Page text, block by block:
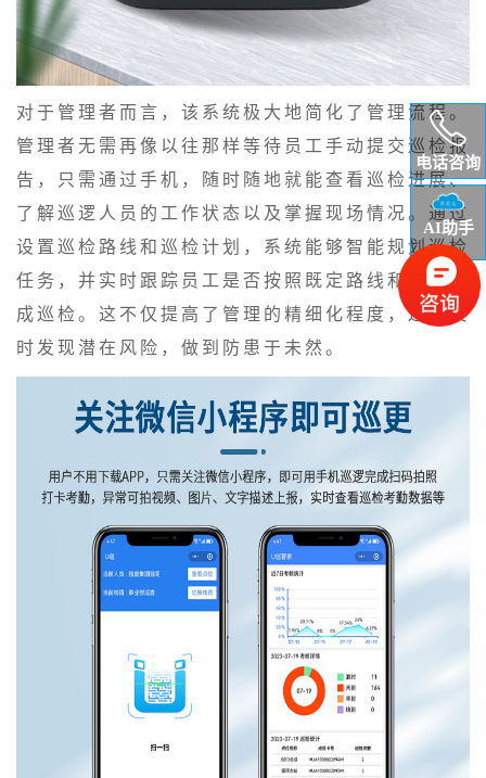
对于管理者而言，该系统极大地简化了管理流程。
管理者无需再像以往那样等待员工手动提交巡检报
告，只需通过手机，随时随地就能查看巡检进展、
了解巡逻人员的工作状态以及掌握现场情况。通过
设置巡检路线和巡检计划，系统能够智能规划巡检
任务，并实时跟踪员工是否按照既定路线和时间完
成巡检。这不仅提高了管理的精细化程度，还能及
时发现潜在风险，做到防患于未然。​
电话咨询
AI助手